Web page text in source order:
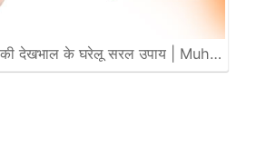
देखभाल के घरेलू सरल उपाय | Muh…